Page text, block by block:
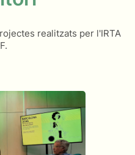
realitzats per l'IRTA